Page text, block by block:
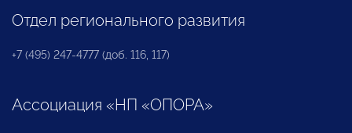
Отдел регионального развития
+7 (495) 247-4777 (доб. 116, 117)
Ассоциация «НП «ОПОРА»